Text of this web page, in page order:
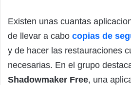
Existen unas cuantas
de llevar a cabo copias de
y de hacer las restauraciones
necesarias. En el grupo
Shadowmaker Free, una